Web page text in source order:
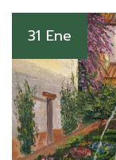
31 Ene